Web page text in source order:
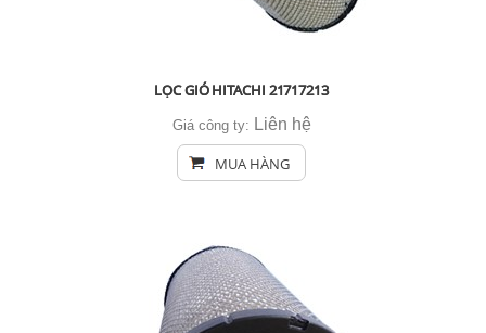
LỌC GIÓ HITACHI 21717213
Giá công ty: Liên hệ
MUA HÀNG